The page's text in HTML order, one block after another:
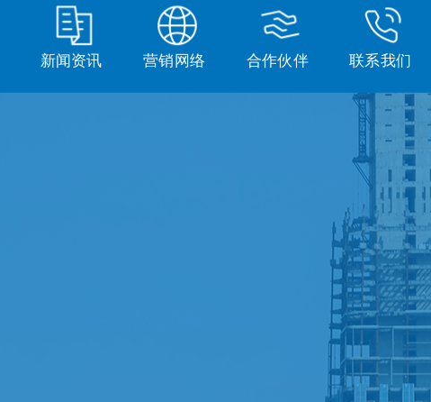
新闻资讯 营销网络 合作伙伴 联系我们